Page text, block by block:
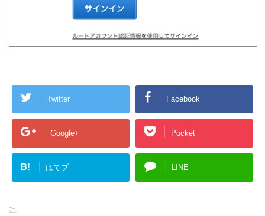
Twitter Facebook
Google+ Pocket
B! はてブ LINE
-